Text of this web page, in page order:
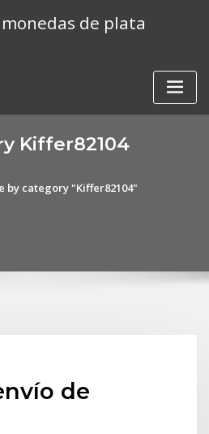
de plata
Kiffer82104
by category "Kiffer82104"
de